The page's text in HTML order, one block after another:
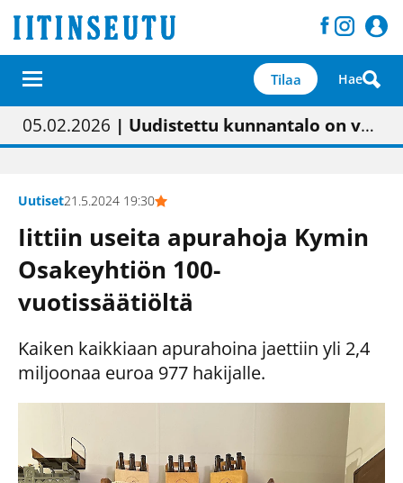
Tilaa Hae
01.02.2026 | Painon vaihtumisen pitäisi näkyä hieman parempana painojäljen laatuna lehdessä
05.02.2026 | Uudistettu kunnantalo on valoisa
23.04.2026 | “Olemme käynnistämässä uudelleen keskustavisiotyön”
09.05.2026| "Maalla on totuttu elämään omavaraisemmin kuin kaupungissa"
Uutiset21.5.2024 19:30
Iittiin useita apurahoja Kymin
Osakeyhtiön 100-
vuotissäätiöltä
Kaiken kaikkiaan apurahoina jaettiin yli 2,4
miljoonaa euroa 977 hakijalle.